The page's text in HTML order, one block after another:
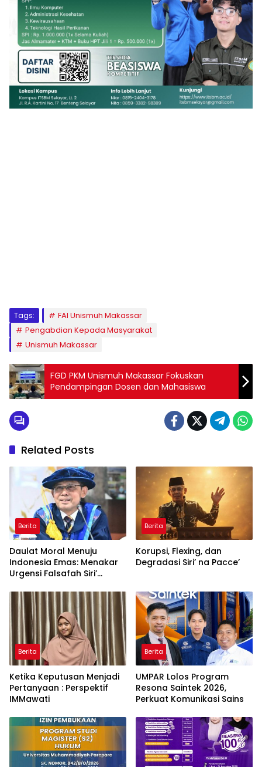
Tags:
FAI Unismuh Makassar
Pengabdian Kepada Masyarakat
Unismuh Makassar
FGD PKM Unismuh Makassar Fokuskan
Pendampingan Dosen dan Mahasiswa
Related Posts
Berita
Daulat Moral Menuju
Indonesia Emas: Menakar
Urgensi Falsafah Siri’
Ancaman Kleptokrasi
Berita
Korupsi, Flexing, dan
Degradasi Siri’ na Pacce’
Berita
Ketika Keputusan Menjadi
Pertanyaan : Perspektif
IMMawati
Berita
UMPAR Lolos Program
Resona Saintek 2026,
Perkuat Komunikasi Sains